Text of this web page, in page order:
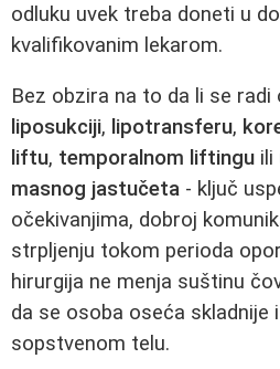
odluku uvek treba doneti u
kvalifikovanim lekarom.
Bez obzira na to da li se radi
liposukciji, lipotransferu,
liftu, temporalnom liftingu ili
masnog jastučeta - ključ
očekivanjima, dobroj
strpljenju tokom perioda
hirurgija ne menja suštinu
da se osoba oseća skladnije
sopstvenom telu.